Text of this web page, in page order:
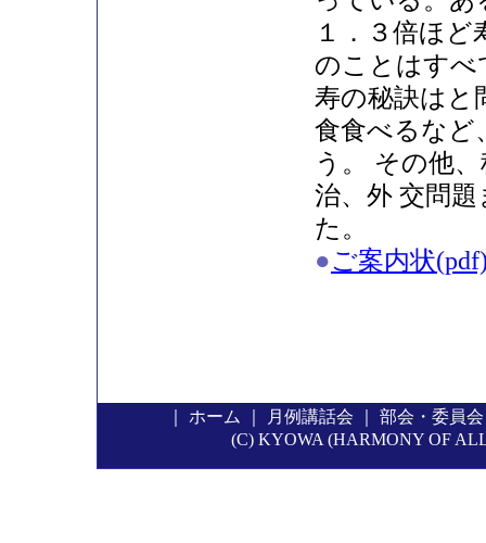
１．３倍ほ
のことはすべ
寿の秘訣はと
食食べるなど
う。 その他
治、外 交問
た。
●ご案内状
ホーム 月例講話会 部会・委員会
(C) KYOWA (HARMONY OF